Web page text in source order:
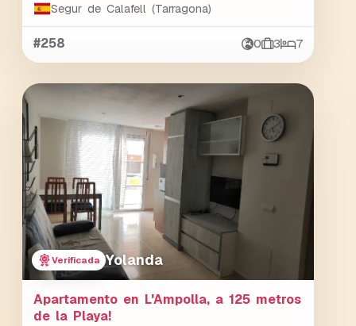
Segur de Calafell (Tarragona)
#258 0 3 7
Verificada Yolanda
Apartamento en L'Ampolla, a 125 metros
de la Playa!